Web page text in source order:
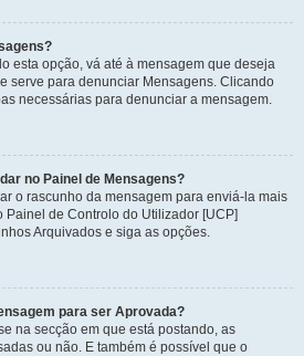
esta opção, vá até à mensagem que deseja
serve para denunciar Mensagens. Clicando
necessárias para denunciar a mensagem.
no Painel de Mensagens?
o rascunho da mensagem para enviá-la mais
Painel de Controlo do Utilizador [UCP]
Arquivados e siga as opções.
para ser Aprovada?
na secção em que está postando, as
ou não. E também é possível que o